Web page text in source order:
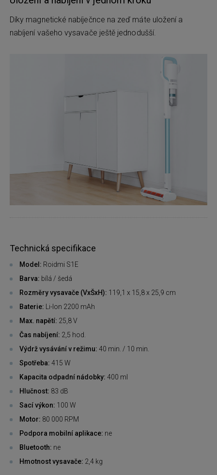
Díky magnetické nabíječnce na zeď máte uložení a
nabíjení vašeho vysavače ještě jednodušší.
Technická specifikace
Model: Roidmi S1E
Barva: bílá / šedá
Rozměry vysavače (VxŠxH): 119,1 x 15,8 x 25,9 cm
Baterie: Li-Ion 2200 mAh
Max. napětí: 25,8 V
Čas nabíjení: 2,5 hod.
Výdrž vysávání v režimu: 40 min. / 10 min.
Spotřeba: 415 W
Kapacita odpadní nádobky: 400 ml
Hlučnost: 83 dB
Sací výkon: 100 W
Motor: 80 000 RPM
Podpora mobilní aplikace: ne
Bluetooth: ne
Hmotnost vysavače: 2,4 kg